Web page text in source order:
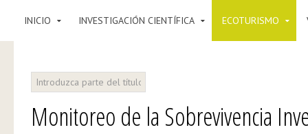
INICIO INVESTIGACIÓN CIENTÍFICA ECOTURISMO
Monitoreo de la Sobrevivencia